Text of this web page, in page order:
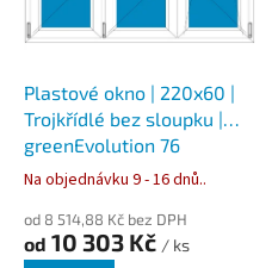
Plastové okno | 220x60 |
Trojkřídlé bez sloupku |
greenEvolution 76
Na objednávku 9 - 16 dnů..
od 8 514,88 Kč bez DPH
od 10 303 Kč / ks